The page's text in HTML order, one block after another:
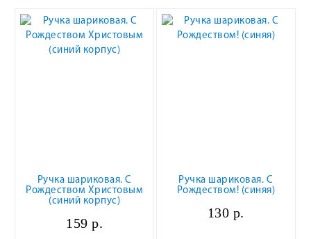
Ручка шариковая. С
Рождеством Христовым
(синий корпус)
159 р.
Ручка шариковая. С
Рождеством! (синяя)
130 р.